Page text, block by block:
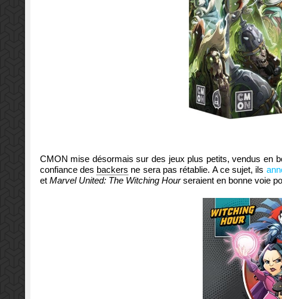
CMON mise désormais sur des jeux plus petits, vendus en
confiance des backers ne sera pas rétablie. A ce sujet, ils
et Marvel United: The Witching Hourseraient en bonne voie